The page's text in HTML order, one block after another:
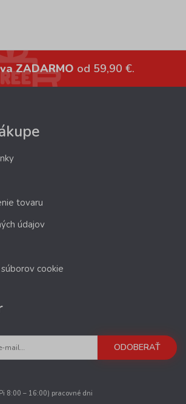
ZADARMO od 59,90 €.
tovaru
údajov
cookie
ODOBERAŤ
8:00 – 16:00) pracovné dni